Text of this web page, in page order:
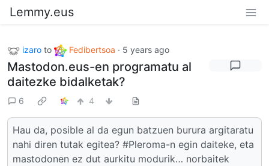
Lemmy.eus
izaro to Fedibertsoa · 5 years ago
Mastodon.eus-en programatu al
daitezke bidalketak?
6 4
Hau da, posible al da egun batzuen burura argitaratu
nahi diren tutak egitea? #Pleroma-n egin daiteke, eta
mastodonen ez dut aurkitu modurik… norbaitek